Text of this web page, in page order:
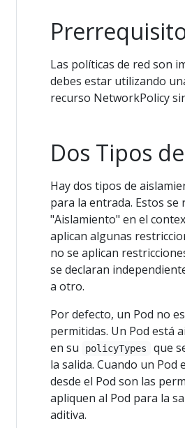
Las políticas de red son
debes estar utilizando
recurso NetworkPolicy
Dos Tipos
Hay dos tipos de
para la entrada. Estos
"Aislamiento" en el
aplican algunas
no se aplican
se declaran
a otro.
Por defecto, un Pod no
permitidas. Un Pod está
en su
policyTypes
que
la salida. Cuando un
desde el Pod son las
apliquen al Pod para la
aditiva.